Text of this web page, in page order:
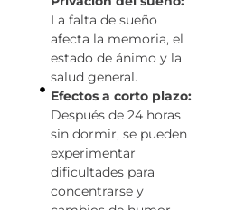
La falta de sueño
afecta la memoria, el
estado de ánimo y la
salud general.
Efectos a corto plazo:
Después de 24 horas
sin dormir, se pueden
experimentar
dificultades para
concentrarse y